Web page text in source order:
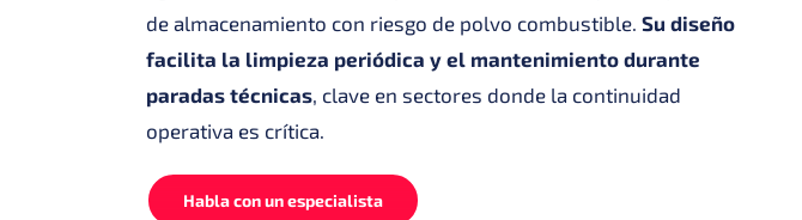
de almacenamiento con riesgo de polvo combustible. Su diseño
facilita la limpieza periódica y el mantenimiento durante
paradas técnicas, clave en sectores donde la continuidad
operativa es crítica.
Habla con un especialista